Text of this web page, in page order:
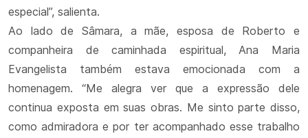
especial”, salienta.
Ao lado de Sâmara, a mãe, esposa de Roberto e
companheira de caminhada espiritual, Ana Maria
Evangelista também estava emocionada com a
homenagem. “Me alegra ver que a expressão dele
continua exposta em suas obras. Me sinto parte disso,
como admiradora e por ter acompanhado esse trabalho